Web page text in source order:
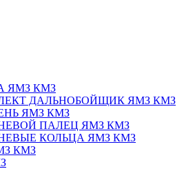
ЯМЗ КМЗ
ДАЛЬНОБОЙЩИК ЯМЗ КМЗ
ЯМЗ КМЗ
ПАЛЕЦ ЯМЗ КМЗ
КОЛЬЦА ЯМЗ КМЗ
КМЗ